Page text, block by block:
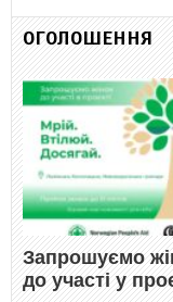
ОГОЛОШЕННЯ
Запрошуємо
до участі у